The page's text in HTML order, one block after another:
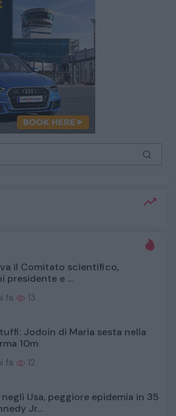
il Comitato scientifico,
presidente e ...
fa 13
Jodoin di Maria sesta nella
10m
fa 12
Usa, peggiore epidemia in 35
Jr...